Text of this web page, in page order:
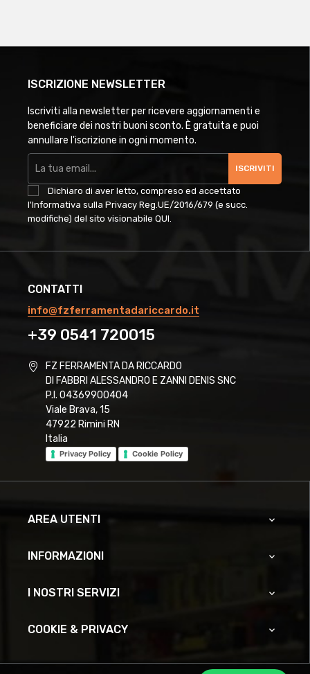
ISCRIZIONE NEWSLETTER
Iscriviti alla newsletter per ricevere aggiornamenti e
beneficiare dei nostri buoni sconto. È gratuita e puoi
annullare l'iscrizione in ogni momento.
ISCRIVITI
Dichiaro di aver letto, compreso ed accettato
l'Informativa sulla Privacy Reg.UE/2016/679 (e succ.
modifiche) del sito visionabile QUI
CONTATTI
info@fzferramentadariccardo.it
+39 0541 720015
FZ FERRAMENTA DA RICCARDO
DI FABBRI ALESSANDRO E ZANNI DENIS SNC
P.I. 04369900404
Viale Brava, 15
47922 Rimini RN
Italia
Privacy Policy Cookie Policy
AREA UTENTI 
INFORMAZIONI 
I NOSTRI SERVIZI 
COOKIE & PRIVACY 